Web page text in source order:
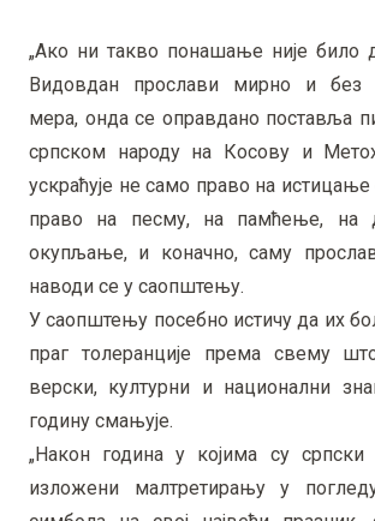
„Ако ни такво понашање није било
Видовдан прослави мирно и без
мера, онда се оправдано поставља
српском народу на Косову и
ускраћује не само право на
право на песму, на памћење, на
окупљање, и коначно, саму
наводи се у саопштењу.
У саопштењу посебно истичу да их
праг толеранције према свему
верски, културни и национални
годину смањује.
„Након година у којима су
изложени малтретирању у